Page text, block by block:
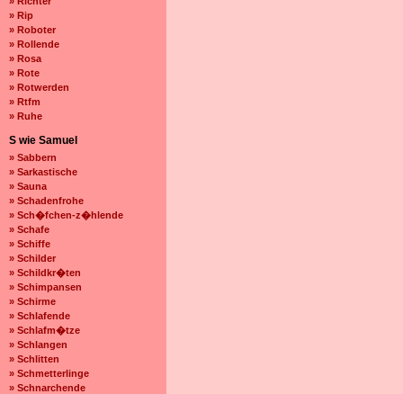
» Rip
» Roboter
» Rollende
» Rosa
» Rote
» Rotwerden
» Rtfm
» Ruhe
S wie Samuel
» Sabbern
» Sarkastische
» Sauna
» Schadenfrohe
» Sch�fchen-z�hlende
» Schafe
» Schiffe
» Schilder
» Schildkr�ten
» Schimpansen
» Schirme
» Schlafende
» Schlafm�tze
» Schlangen
» Schlitten
» Schmetterlinge
» Schnarchende